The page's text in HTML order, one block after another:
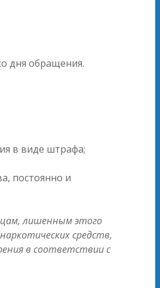
дня обращения.
в виде штрафа;
постоянно и
лишенным этого
средств,
в соответствии с